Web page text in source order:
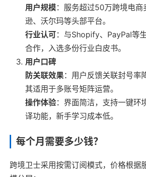
用户规模：服务超过50万跨境电商
逊、沃尔玛等头部平台。
行业认可：与Shopify、PayPal等
合作，入选多份行业白皮书。
用户口碑
防关联效果：用户反馈关联封号率
其适用于多账号矩阵运营。
操作体验：界面简洁，支持一键环
译功能，新手学习成本低。
每个月需要多少钱？
跨境卫士采用按需订阅模式，价格根据